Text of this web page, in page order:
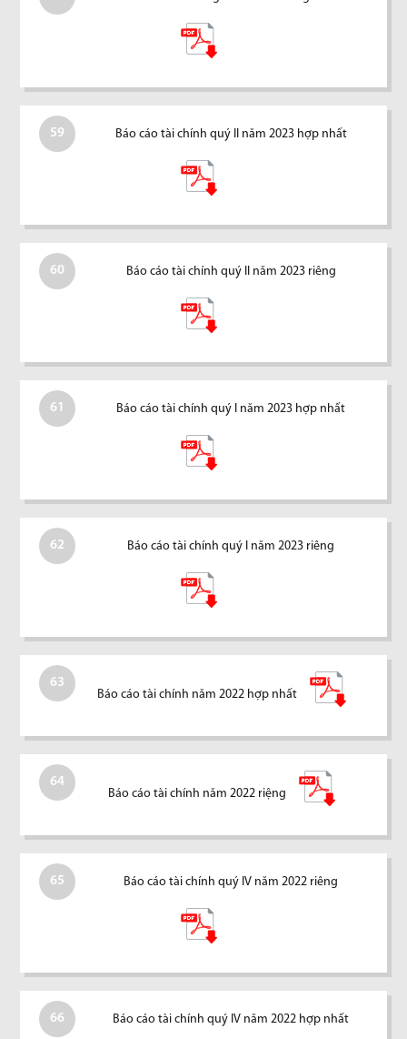
59 Báo cáo tài chính quý II năm 2023 hợp nhất
60 Báo cáo tài chính quý II năm 2023 riêng
61 Báo cáo tài chính quý I năm 2023 hợp nhất
62 Báo cáo tài chính quý I năm 2023 riêng
63
Báo cáo tài chính năm 2022 hợp nhất
64
Báo cáo tài chính năm 2022 riệng
65 Báo cáo tài chính quý IV năm 2022 riêng
66 Báo cáo tài chính quý IV năm 2022 hợp nhất